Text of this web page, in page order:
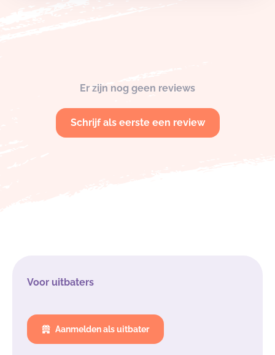
Er zijn nog geen reviews
Schrijf als eerste een review
Voor uitbaters
Aanmelden als uitbater